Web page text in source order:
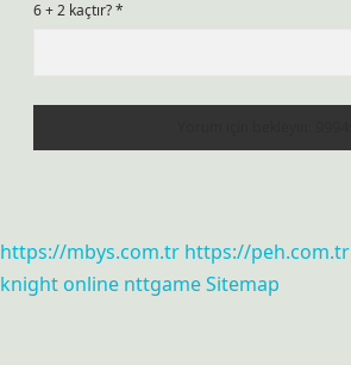
6 + 2 kaçtır?*
https://mbys.com.tr https://peh.com.tr
knight online nttgameSitemap